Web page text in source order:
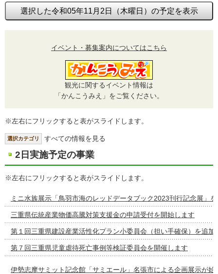
選択した令和05年11月2日（木曜日）の予定を表示
イベント・募集案内についてはこちら
観光に関するイベント情報は
「かんこうみえ」をご覧ください。
※左右にフリックすると表がスライドします。
選択カテゴリ すべての情報を見る
2日実施予定の事業
※左右にフリックすると表がスライドします。
ミニ水族展示「鳥羽市海のレッドデータブック2023刊行記念展」
三重県伝統産業物価高騰対策支援金の申請受付を開始します
第１回三重県建設産業活性化プラン小委員会（担い手確保）を追加
第７回三重県児童虐待死亡事例等検証委員会を開催します
伊勢志摩サミット記念館「サミエール」名張市による企画展示が始